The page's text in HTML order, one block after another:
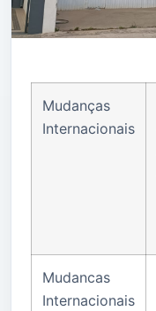
Mudanças
Internacionais
Mudancas
Internacionais